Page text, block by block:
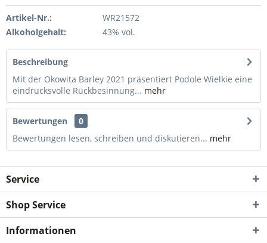
Artikel-Nr.:
WR21572
Alkoholgehalt:
43% vol.
Beschreibung
Mit der Okowita Barley 2021 präsentiert Podole Wielkie eine
eindrucksvolle Rückbesinnung... mehr
Bewertungen
0
Bewertungen lesen, schreiben und diskutieren... mehr
Service
Shop Service
Informationen